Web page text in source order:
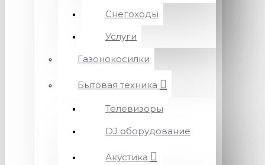
Снегоходы
Услуги
Газонокосилки
Бытовая техника
Телевизоры
DJ оборудование
Акустика